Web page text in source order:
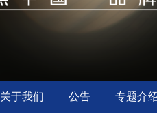
关于我们 公告 专题介